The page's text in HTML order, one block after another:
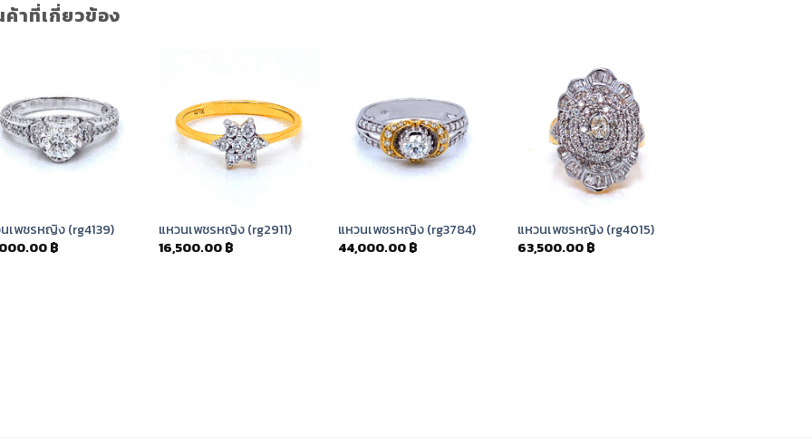
าที่เกี่ยวข้อง
Add to
Wishlist
เพชรหญิง (rg4139)
฿
Add to
Wishlist
แหวนเพชรหญิง (rg2911)
16,500.00฿
Add to
Wishlist
แหวนเพชรหญิง (rg3784)
44,000.00฿
Add to
Wishlist
แหวนเพชรหญิง (rg4015)
63,500.00฿